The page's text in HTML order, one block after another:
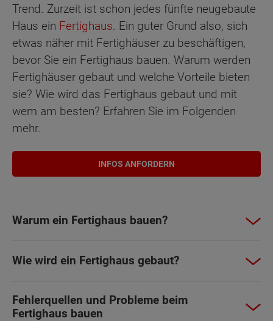
Trend. Zurzeit ist schon jedes fünfte neugebaute
Haus ein Fertighaus. Ein guter Grund also, sich
etwas näher mit Fertighäuser zu beschäftigen,
bevor Sie ein Fertighaus bauen. Warum werden
Fertighäuser gebaut und welche Vorteile bieten
sie? Wie wird das Fertighaus gebaut und mit
wem am besten? Erfahren Sie im Folgenden
mehr.
INFOS ANFORDERN
Warum ein Fertighaus bauen?
Wie wird ein Fertighaus gebaut?
Fehlerquellen und Probleme beim
Fertighaus bauen